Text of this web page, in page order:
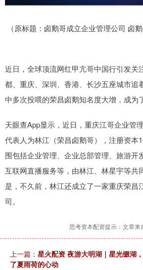
（原标题：卤鹅哥成立企业管理公司 卤
近日，全球顶流网红甲亢哥中国行引发关
都、重庆、深圳、香港、长沙五座城市追
中多次投喂的荣昌卤鹅知名度大增，成为
天眼查App显示，近日，重庆江哥企业管
代表人为林江（荣昌卤鹅哥），注册资本
围包括企业管理、企业总部管理、旅游开
互联网直播服务等，由林江、林星宇等共
是，不久前，林江还成立了一家重庆荣昌
司。
思考资本配资提示：文章来
上一篇： 星火配资 夜游大明湖｜星光缀湖
了夏雨荷的心动